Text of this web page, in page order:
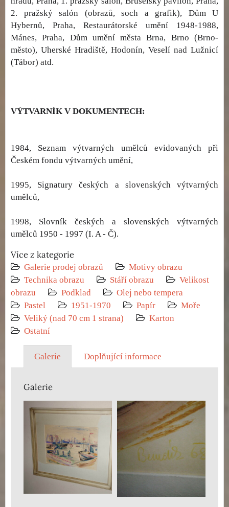
2. pražský salón (obrazů, soch a grafik), Dům U
Hybernů, Praha, Restaurátorské umění 1948-1988,
Mánes, Praha, Dům umění města Brna, Brno (Brno-
město), Uherské Hradiště, Hodonín, Veselí nad Lužnicí
(Tábor) atd.
VÝTVARNÍK V DOKUMENTECH:
1984, Seznam výtvarných umělců evidovaných při
Českém fondu výtvarných umění,
1995, Signatury českých a slovenských výtvarných
umělců,
1998, Slovník českých a slovenských výtvarných
umělců 1950 - 1997 (I. A - Č).
Více z kategorie
Galerie prodej obrazů
Motivy obrazu
Technika obrazu
Stáří obrazu
Velikost
obrazu
Podklad
Olej nebo tempera
Pastel
1951-1970 Papír
Moře
Veliký (nad 70 cm 1 strana)
Karton
Ostatní
Galerie Doplňující informace
Galerie